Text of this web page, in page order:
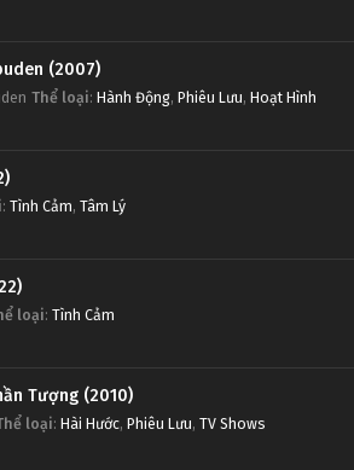
(2007)
Thể loại: Hành Động, Phiêu Lưu, Hoạt Hình
: Tình Cảm, Tâm Lý
loại: Tình Cảm
Tượng (2010)
loại: Hài Hước, Phiêu Lưu, TV Shows